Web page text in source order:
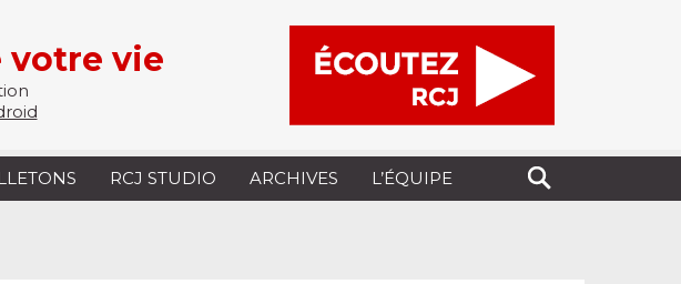
votre vie
RCJ STUDIO ARCHIVES L’ÉQUIPE